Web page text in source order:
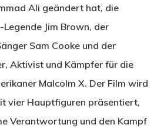
Ali geändert hat, die
Jim Brown, der
Sam Cooke und der
Aktivist und Kämpfer für die
Malcolm X. Der Film wird
vier Hauptfiguren präsentiert,
Verantwortung und den Kampf